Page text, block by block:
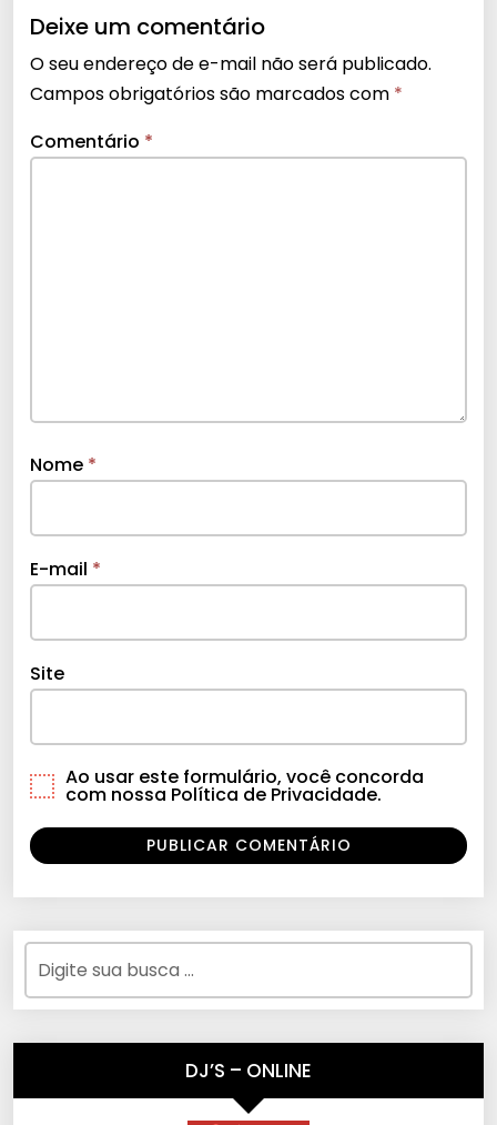
Deixe um comentário
O seu endereço de e-mail não será publicado.
Campos obrigatórios são marcados com *
Comentário *
Nome *
E-mail *
Site
Ao usar este formulário, você concorda
com nossa Política de Privacidade.
DJ’S – ONLINE